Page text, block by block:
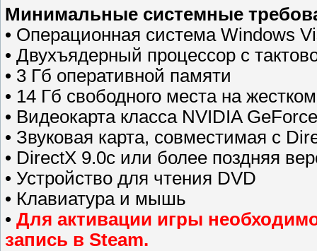
Минимальные системные
• Операционная система Windows
• Двухъядерный процессор с
• 3 Гб оперативной памяти
• 14 Гб свободного места на
• Видеокарта класса NVIDIA
• Звуковая карта, совместимая с
• DirectX 9.0c или более поздняя
• Устройство для чтения DVD
• Клавиатура и мышь
• Для активации игры
запись в Steam.